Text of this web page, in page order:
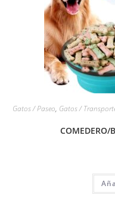
Gatos / Paseo, Gatos /
COMEDERO/